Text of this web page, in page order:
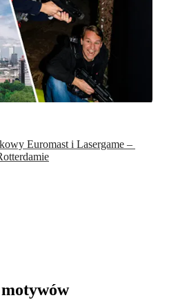
Euromast i Lasergame –